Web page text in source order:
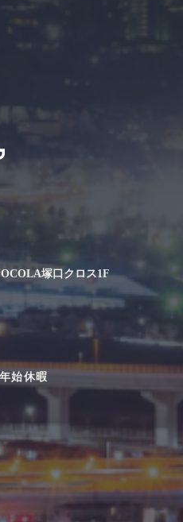
塚口クロス1F
始休暇